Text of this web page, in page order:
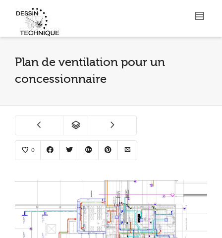
Plan de ventilation pour un
concessionnaire
0